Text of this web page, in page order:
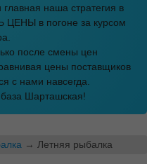
наша стратегия в
в погоне за курсом
после смены цен
цены поставщиков
с нами навсегда.
Шарташская!
→ Летняя рыбалка